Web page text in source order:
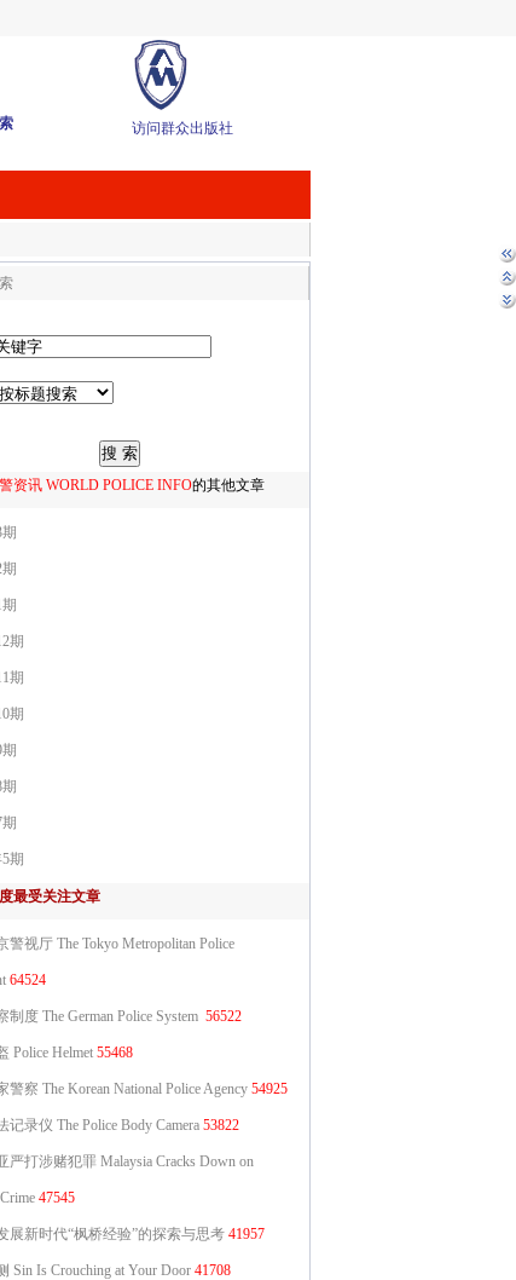
访问群众出版社
资讯 WORLD POLICE INFO的其他文章
期
期
期
期
最受关注文章
警视厅 The Tokyo Metropolitan Police
64524
制度 The German Police System 56522
Police Helmet 55468
警察 The Korean National Police Agency 54925
记录仪 The Police Body Camera 53822
严打涉赌犯罪 Malaysia Cracks Down on
47545
展新时代“枫桥经验”的探索与思考 41957
Sin Is Crouching at Your Door 41708